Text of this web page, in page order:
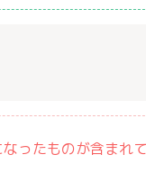
ったものが含まれて